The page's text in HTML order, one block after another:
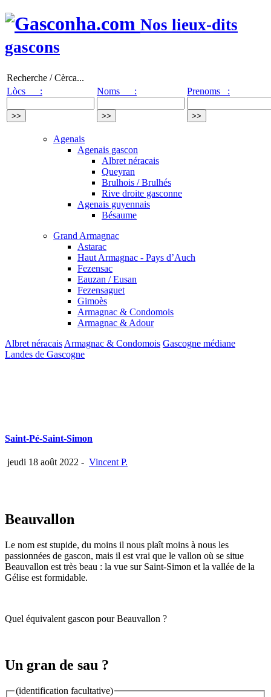
Nos lieux-dits
gascons
Recherche / Cèrca...
Lòcs :
Noms : Prenoms :
Agenais
Agenais gascon
Albret néracais
Queyran
Brulhois / Brulhés
Rive droite gasconne
Agenais guyennais
Bésaume
Grand Armagnac
Astarac
Haut Armagnac - Pays d’Auch
Fezensac
Eauzan / Eusan
Fezensaguet
Gimoès
Armagnac & Condomois
Armagnac & Adour
Albret néracais Armagnac & Condomois Gascogne médiane
Landes de Gascogne
Saint-Pé-Saint-Simon
jeudi 18 août 2022 - Vincent P.
Beauvallon
Le nom est stupide, du moins il nous plaît moins à nous les
passionnées de gascon, mais il est vrai que le vallon où se situe
Beauvallon est très beau : la vue sur Saint-Simon et la vallée de la
Gélise est formidable.
Quel équivalent gascon pour Beauvallon ?
Un gran de sau ?
(identification facultative)